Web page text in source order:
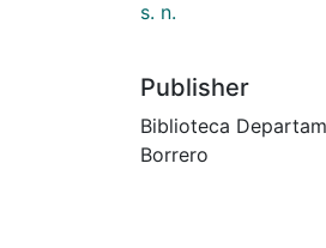
s. n.
Publisher
Biblioteca
Borrero